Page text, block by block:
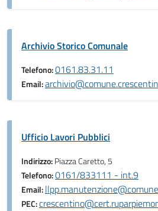
Archivio Storico Comunale
Telefono:0161.83.31.11
Email:
Ufficio Lavori Pubblici
Indirizzo:Piazza Caretto, 5
Telefono:0161/833111 - int.9
Email:
PEC: